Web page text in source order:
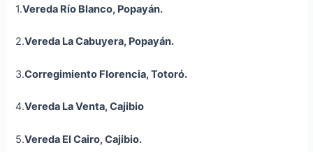
1.Vereda Río Blanco, Popayán.
2.Vereda La Cabuyera, Popayán.
3.Corregimiento Florencia, Totoró.
4.Vereda La Venta,Cajibio
5.Vereda El Cairo,Cajibio.